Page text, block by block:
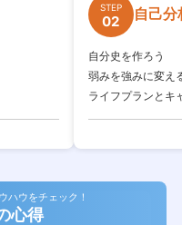
STEP
02 自己分
自分史を作ろう
弱みを強みに変え
ライフプランとキ
ハウをチェック！
心得